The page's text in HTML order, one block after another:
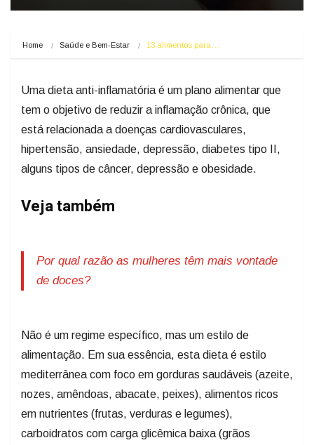
Home Saúde e Bem-Estar 13 alimentos para…
Uma dieta anti-inflamatória é um plano alimentar que
tem o objetivo de reduzir a inflamação crônica, que
está relacionada a doenças cardiovasculares,
hipertensão, ansiedade, depressão, diabetes tipo II,
alguns tipos de câncer, depressão e obesidade.
Veja também
Por qual razão as mulheres têm mais vontade
de doces?
Não é um regime específico, mas um estilo de
alimentação. Em sua essência, esta dieta é estilo
mediterrânea com foco em gorduras saudáveis (azeite,
nozes, amêndoas, abacate, peixes), alimentos ricos
em nutrientes (frutas, verduras e legumes),
carboidratos com carga glicêmica baixa (grãos